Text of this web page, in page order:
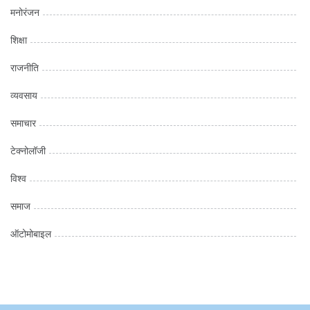
मनोरंजन
शिक्षा
राजनीति
व्यवसाय
समाचार
टेक्नोलॉजी
विश्व
समाज
ऑटोमोबाइल